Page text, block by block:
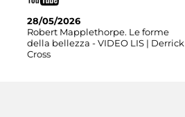
28/05/2026
Robert Mapplethorpe. Le forme
della bellezza - VIDEO LIS | Derrick
Cross